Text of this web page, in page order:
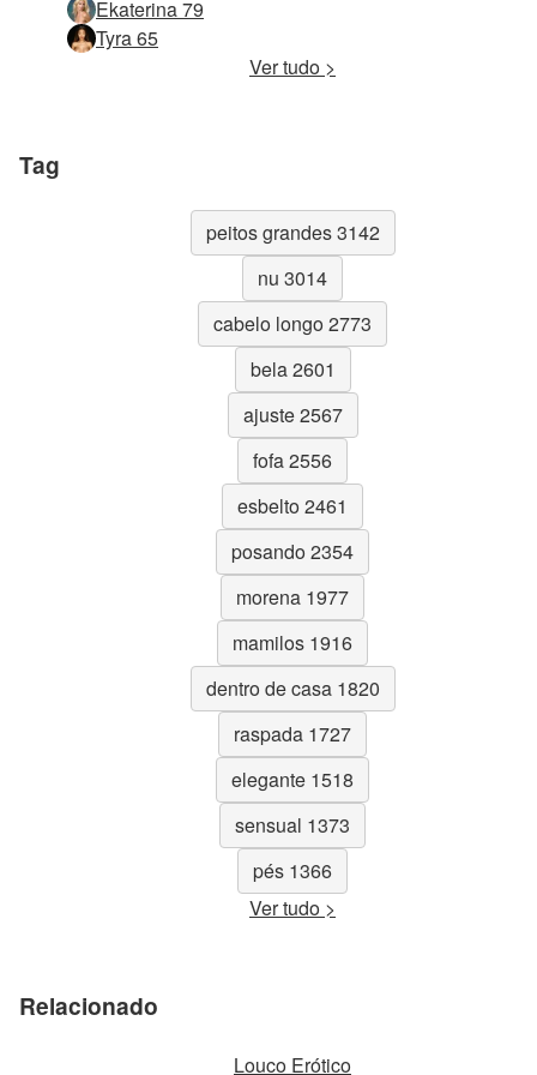
Ekaterina 79
Tyra 65
Ver tudo >
Tag
peitos grandes 3142
nu 3014
cabelo longo 2773
bela 2601
ajuste 2567
fofa 2556
esbelto 2461
posando 2354
morena 1977
mamilos 1916
dentro de casa 1820
raspada 1727
elegante 1518
sensual 1373
pés 1366
Ver tudo >
Relacionado
Louco Erótico